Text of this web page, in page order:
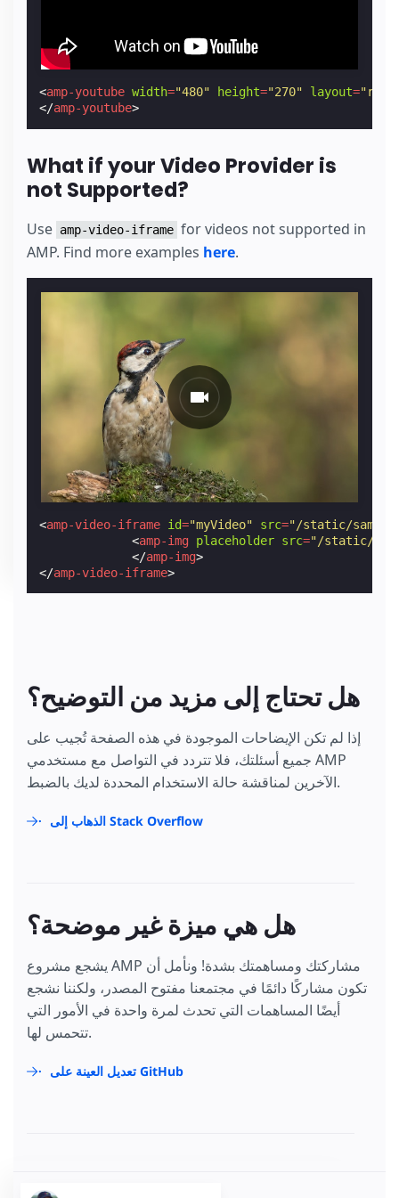
<amp-youtube width="480" height="270" layout=
</amp-youtube>
What if your Video Provider is
not Supported?
Use amp-video-iframe for videos not supported in
AMP. Find more examples here.
<amp-video-iframe id="myVideo" src="/static/
<amp-img placeholder src="/static/
</amp-img>
</amp-video-iframe>
هل تحتاج إلى مزيد من التوضيح؟
إذا لم تكن الإيضاحات الموجودة في هذه الصفحة تُجيب على
جميع أسئلتك، فلا تتردد في التواصل مع مستخدمي AMP
الآخرين لمناقشة حالة الاستخدام المحددة لديك بالضبط.
الذهاب إلى Stack Overflow
هل هي ميزة غير موضحة؟
يشجع مشروع AMP مشاركتك ومساهمتك بشدة! ونأمل أن
تكون مشاركًا دائمًا في مجتمعنا مفتوح المصدر، ولكننا نشجع
أيضًا المساهمات التي تحدث لمرة واحدة في الأمور التي
تتحمس لها.
تعديل العينة على GitHub